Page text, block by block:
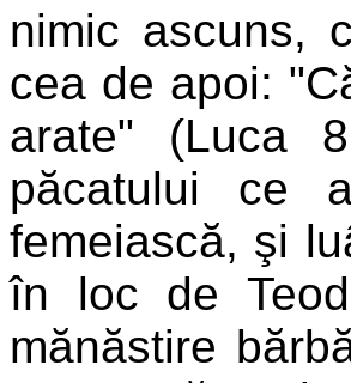
nimic ascuns,
cea de apoi:
arate" (Luca
păcatului ce
femeiască, şi
în loc de
mănăstire